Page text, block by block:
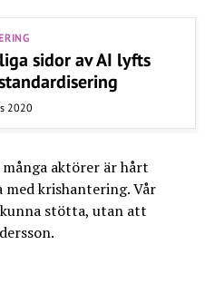
sidor av AI lyfts
2020
aktörer är hårt
krishantering. Vår
stötta, utan att